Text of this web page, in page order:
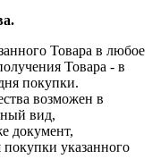
Товара в любое
Товара - в
покупки.
возможен в
вид,
документ,
указанного